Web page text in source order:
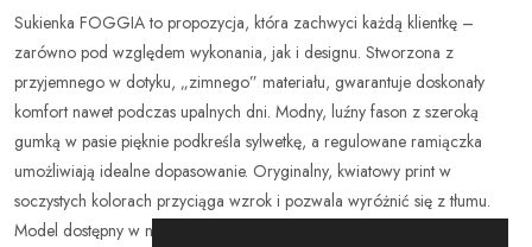
Sukienka FOGGIA to propozycja, która zachwyci każdą klientkę –
zarówno pod względem wykonania, jak i designu. Stworzona z
przyjemnego w dotyku, „zimnego” materiału, gwarantuje doskonały
komfort nawet podczas upalnych dni. Modny, luźny fason z szeroką
gumką w pasie pięknie podkreśla sylwetkę, a regulowane ramiączka
umożliwiają idealne dopasowanie. Oryginalny, kwiatowy print w
soczystych kolorach przyciąga wzrok i pozwala wyróżnić się z tłumu.
Model dostępny w najmodniejszych odcieniach sezonu: zielonym,